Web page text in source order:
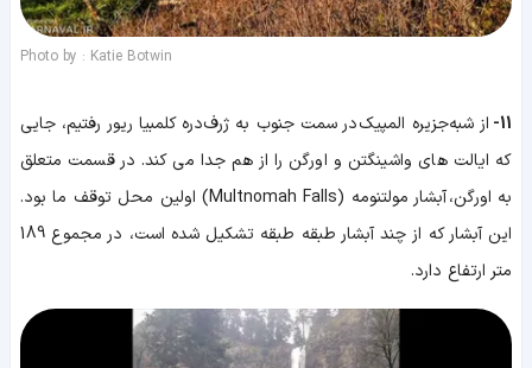
Photo by : Katie Botwin
11- از شبه‌جزیره المپیک در سمت جنوب به ژرف‌دره کلمبیا ریور رفتیم، جایی
که ایالت های واشینگتن و اورگن را از هم جدا می کند. در قسمت متعلق
به اورگن، آبشار مولتنومه (Multnomah Falls) اولین محل توقف ما بود.
این آبشار که از چند آبشار طبقه طبقه تشکیل شده است، در مجموع 189
متر ارتفاع دارد.